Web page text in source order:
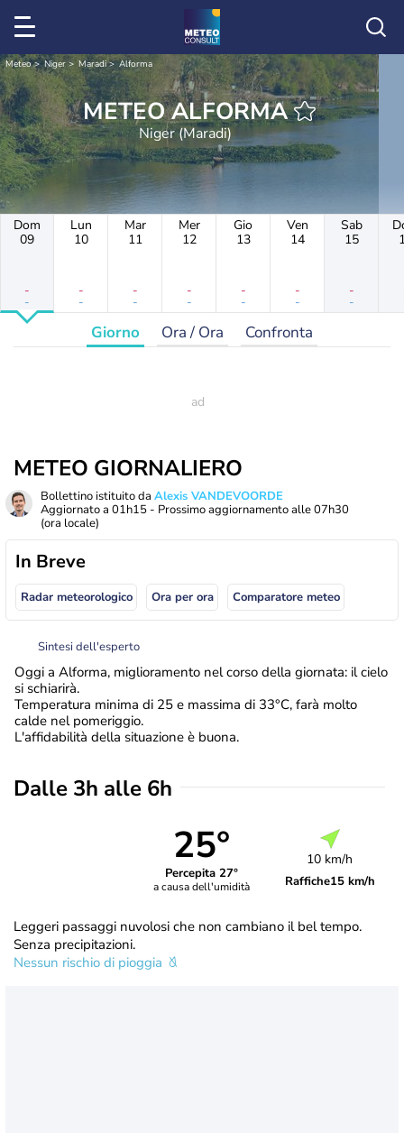
Meteo Niger Maradi Alforma
METEO ALFORMA
Niger (Maradi)
Dom
09
-
-
Lun
10
-
-
Mar
11
-
-
Mer
12
-
-
Gio
13
-
-
Ven
14
-
-
Sab
15
-
-
Giorno Ora / Ora Confronta
METEO GIORNALIERO
Bollettino istituito da Alexis VANDEVOORDE
Aggiornato a 01h15 - Prossimo aggiornamento alle07h30
(ora locale)
In Breve
Radar meteorologico Ora per ora Comparatore meteo
Sintesi dell'esperto
Oggi a Alforma, miglioramento nel corso della giornata: il cielo
si schiarirà.
Temperatura minima di 25 e massima di 33°C, farà molto
calde nel pomeriggio.
L'affidabilità della situazione è buona.
Dalle 3h alle 6h
25°
Percepita 27°
a causa dell'umidità
10 km/h
Raffiche15 km/h
Leggeri passaggi nuvolosi che non cambiano il bel tempo.
Senza precipitazioni.
Nessun rischio di pioggia